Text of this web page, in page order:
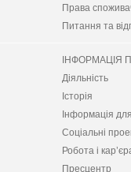
Права
Питання та
ІНФОРМАЦІЯ
Діяльність
Історія
Інформація
Соціальні
Робота і
Пресцентр